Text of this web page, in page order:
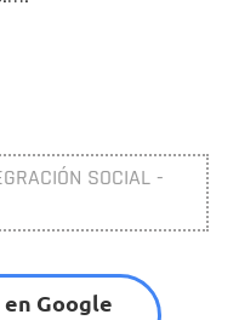
SOCIAL -
Google